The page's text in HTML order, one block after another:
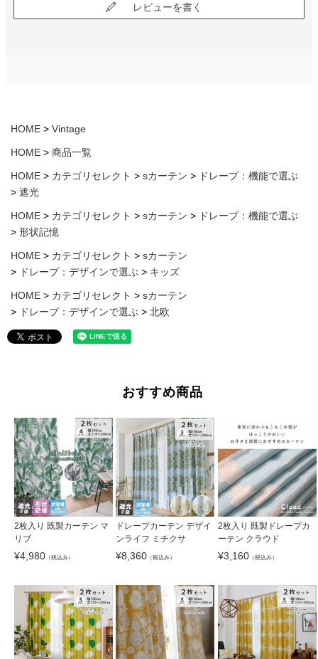
レビューを書く
HOME Vintage
HOME 商品一覧
HOME カテゴリセレクト sカーテン
ドレープ：機能で選ぶ
遮光
HOME カテゴリセレクト sカーテン
ドレープ：機能で選ぶ
形状記憶
HOME カテゴリセレクト
sカーテン
ドレープ：デザインで選ぶ
キッズ
HOME カテゴリセレクト
sカーテン
ドレープ：デザインで選ぶ
北欧
おすすめ商品
2枚入り 既製カーテン マ
リブ
¥4,980 （税込み）
ドレープカーテン デザイ
ンライフ ミチクサ
¥8,360 （税込み）
2枚入り 既製ドレープカ
ーテン クラウド
¥3,160（税込み）